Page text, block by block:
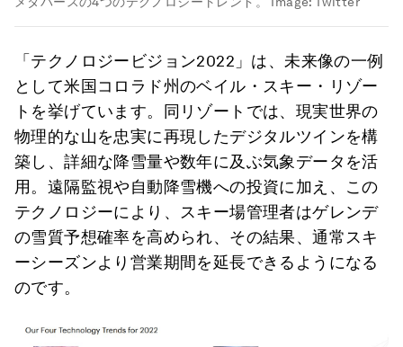
「テクノロジービジョン2022」は、未来像の一例
として米国コロラド州のベイル・スキー・リゾー
トを挙げています。同リゾートでは、現実世界の
物理的な山を忠実に再現したデジタルツインを構
築し、詳細な降雪量や数年に及ぶ気象データを活
用。遠隔監視や自動降雪機への投資に加え、この
テクノロジーにより、スキー場管理者はゲレンデ
の雪質予想確率を高められ、その結果、通常スキ
ーシーズンより営業期間を延長できるようになる
のです。